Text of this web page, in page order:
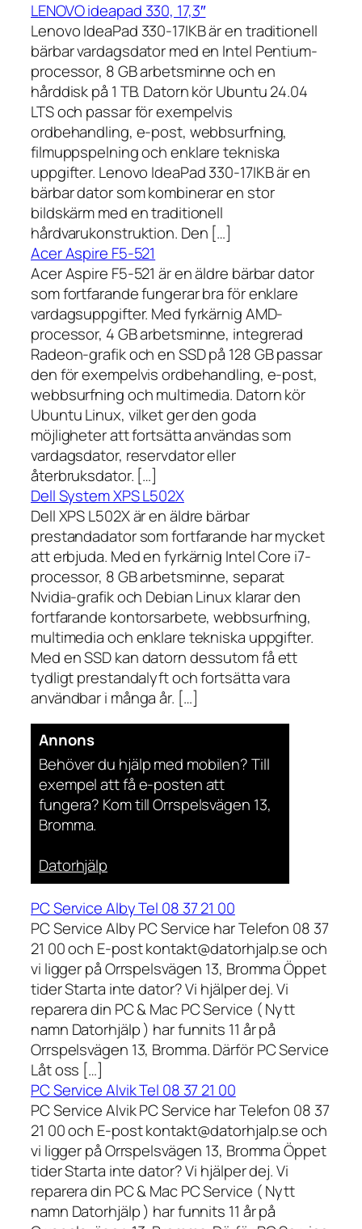
LENOVO ideapad 330, 17,3″
Lenovo IdeaPad 330-17IKB är en traditionell
bärbar vardagsdator med en Intel Pentium-
processor, 8 GB arbetsminne och en
hårddisk på 1 TB. Datorn kör Ubuntu 24.04
LTS och passar för exempelvis
ordbehandling, e-post, webbsurfning,
filmuppspelning och enklare tekniska
uppgifter. Lenovo IdeaPad 330-17IKB är en
bärbar dator som kombinerar en stor
bildskärm med en traditionell
hårdvarukonstruktion. Den […]
Acer Aspire F5-521
Acer Aspire F5-521 är en äldre bärbar dator
som fortfarande fungerar bra för enklare
vardagsuppgifter. Med fyrkärnig AMD-
processor, 4 GB arbetsminne, integrerad
Radeon-grafik och en SSD på 128 GB passar
den för exempelvis ordbehandling, e-post,
webbsurfning och multimedia. Datorn kör
Ubuntu Linux, vilket ger den goda
möjligheter att fortsätta användas som
vardagsdator, reservdator eller
återbruksdator. […]
Dell System XPS L502X
Dell XPS L502X är en äldre bärbar
prestandadator som fortfarande har mycket
att erbjuda. Med en fyrkärnig Intel Core i7-
processor, 8 GB arbetsminne, separat
Nvidia-grafik och Debian Linux klarar den
fortfarande kontorsarbete, webbsurfning,
multimedia och enklare tekniska uppgifter.
Med en SSD kan datorn dessutom få ett
tydligt prestandalyft och fortsätta vara
användbar i många år. […]
Annons
Behöver du hjälp med mobilen? Till
exempel att få e-posten att
fungera? Kom till Orrspelsvägen 13,
Bromma.
Datorhjälp
PC Service Alby Tel 08 37 21 00
PC Service Alby PC Service har Telefon 08 37
21 00 och E-post kontakt@datorhjalp.se och
vi ligger på Orrspelsvägen 13, Bromma Öppet
tider Starta inte dator? Vi hjälper dej. Vi
reparera din PC & Mac PC Service ( Nytt
namn Datorhjälp ) har funnits 11 år på
Orrspelsvägen 13, Bromma. Därför PC Service
Låt oss […]
PC Service Alvik Tel 08 37 21 00
PC Service Alvik PC Service har Telefon 08 37
21 00 och E-post kontakt@datorhjalp.se och
vi ligger på Orrspelsvägen 13, Bromma Öppet
tider Starta inte dator? Vi hjälper dej. Vi
reparera din PC & Mac PC Service ( Nytt
namn Datorhjälp ) har funnits 11 år på